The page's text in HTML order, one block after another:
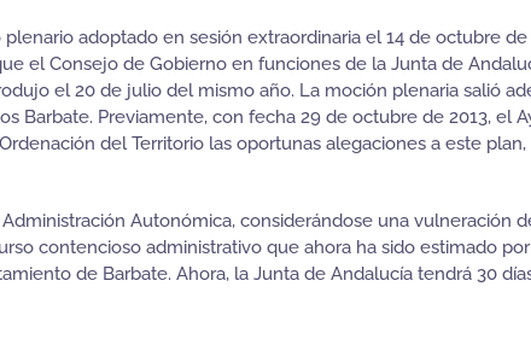
adoptado en sesión extraordinaria el 14 de octubre de
el Consejo de Gobierno en funciones de la Junta de
el 20 de julio del mismo año. La moción plenaria salió
Barbate. Previamente, con fecha 29 de octubre de 2013, el
del Territorio las oportunas alegaciones a este
Autonómica, considerándose una vulneración
contencioso administrativo que ahora ha sido estimado
de Barbate. Ahora, la Junta de Andalucía tendrá 30